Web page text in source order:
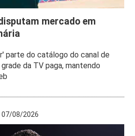
mercado em
parte do catálogo do canal de
da TV paga, mantendo
07/08/2026